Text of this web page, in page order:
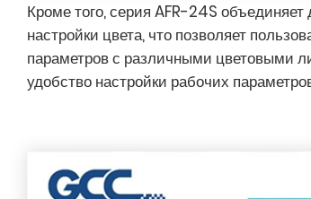
Кроме того, серия AFR-24S
настройки цвета, что позволяет
параметров с различными цветовыми
удобство настройки рабочих